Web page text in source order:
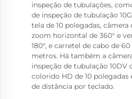
inspeção de tubulações,
de inspeção de tubulação
tela de 10 polegadas,
zoom horizontal de 360° e
180°, e carretel de cabo de
metros. Há também a
inspeção de tubulação 10DV
colorido HD de 10 polegadas
de distância por teclado.